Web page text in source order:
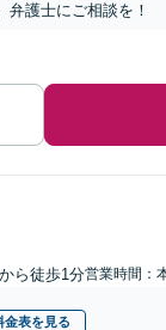
護士にご相談を！
から徒歩1分営業時間：
金表を見る